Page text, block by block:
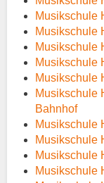
Musikschule
Musikschule
Musikschule
Musikschule
Musikschule
Musikschule
Bahnhof
Musikschule
Musikschule
Musikschule
Musikschule